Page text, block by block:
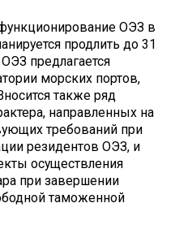
ОЭЗ в
продлить до 31
предлагается
морских портов,
также ряд
направленных на
требований при
резидентов ОЭЗ, и
осуществления
при завершении
таможенной